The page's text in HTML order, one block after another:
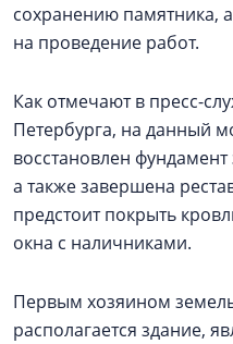
сохранению памятника,
на проведение работ.
Как отмечают в пресс-
Петербурга, на данный
восстановлен
а также завершена
предстоит покрыть
окна с наличниками.
Первым хозяином
располагается здание,